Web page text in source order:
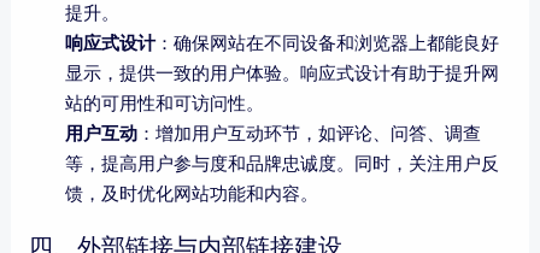
提升。
响应式设计：确保网站在不同设备和浏览器上都能良好
显示，提供一致的用户体验。响应式设计有助于提升网
站的可用性和可访问性。
用户互动：增加用户互动环节，如评论、问答、调查
等，提高用户参与度和品牌忠诚度。同时，关注用户反
馈，及时优化网站功能和内容。
四、外部链接与内部链接建设